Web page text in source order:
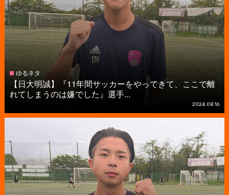
ゆるネタ
【日大明誠】『11年間サッカーをやってきて、ここで離
れてしまうのは嫌でした』選手...
2024.08.16